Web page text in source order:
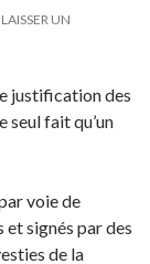
LAISSER UN
justification des
fait qu’un
voie de
signés par des
de la